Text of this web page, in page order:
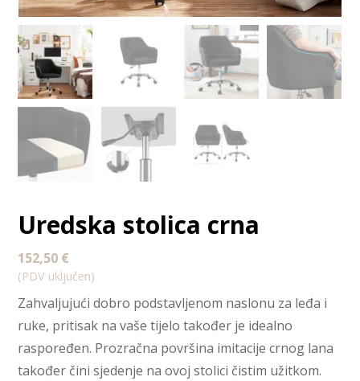
Uredska stolica crna
152,50 €
(PDV uključen)
Zahvaljujući dobro podstavljenom naslonu za leđa i
ruke, pritisak na vaše tijelo također je idealno
raspoređen. Prozračna površina imitacije crnog lana
također čini sjedenje na ovoj stolici čistim užitkom.